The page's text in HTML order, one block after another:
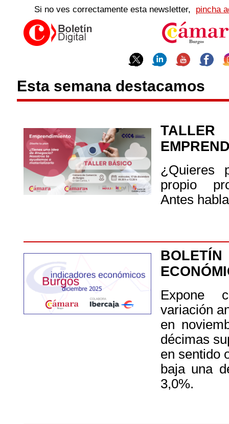
Si no ves correctamente esta newsletter, pincha
Esta semana destacamos
¿Quieres
propio
Antes
BOLETÍN
Expone
variación
en
décimas
en sentido
baja una
3,0%.